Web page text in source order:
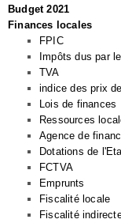
Budget 2021
Finances locales
FPIC
Impôts dus par
TVA
indice des prix
Lois de finances
Ressources
Agence de
Dotations de
FCTVA
Emprunts
Fiscalité locale
Fiscalité